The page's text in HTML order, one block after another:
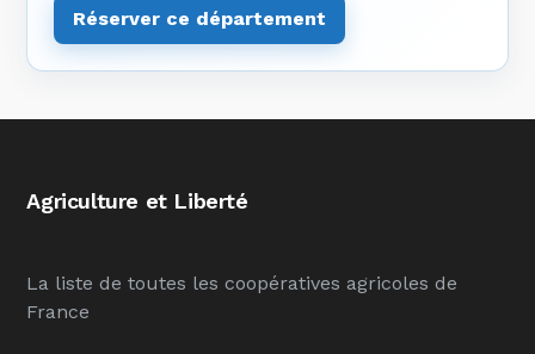
Réserver ce département
Agriculture et Liberté
La liste de toutes les coopératives agricoles de
France